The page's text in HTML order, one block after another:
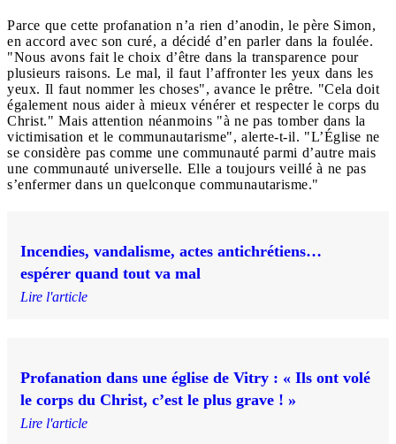
Parce que cette profanation n’a rien d’anodin, le père Simon,
en accord avec son curé, a décidé d’en parler dans la foulée.
"Nous avons fait le choix d’être dans la transparence pour
plusieurs raisons. Le mal, il faut l’affronter les yeux dans les
yeux. Il faut nommer les choses", avance le prêtre. "Cela doit
également nous aider à mieux vénérer et respecter le corps du
Christ." Mais attention néanmoins "à ne pas tomber dans la
victimisation et le communautarisme", alerte-t-il. "L’Église ne
se considère pas comme une communauté parmi d’autre mais
une communauté universelle. Elle a toujours veillé à ne pas
s’enfermer dans un quelconque communautarisme."
Incendies, vandalisme, actes antichrétiens…
espérer quand tout va mal
Lire l'article
Profanation dans une église de Vitry : « Ils ont volé
le corps du Christ, c’est le plus grave ! »
Lire l'article